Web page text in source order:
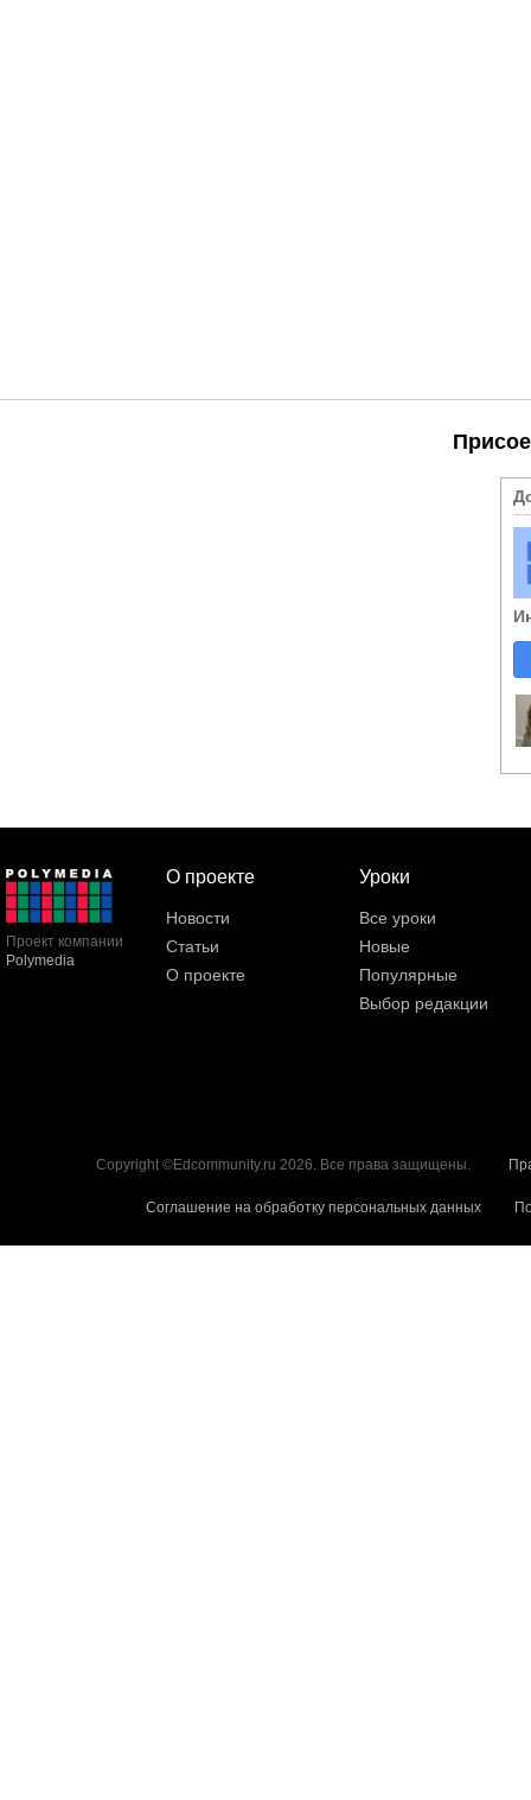
Проект компании
Polymedia
О проекте
Новости
Статьи
О проекте
Уроки
Все уроки
Новые
Популярные
Выбор редакции
Copyright ©Edcommunity.ru 2026. Все права защищены.
Соглашение на обработку персональных данных